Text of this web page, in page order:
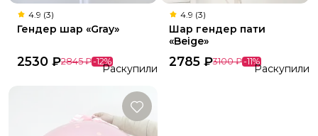
4.9 (3)
Гендер шар «Gray»
2530 ₽2845 ₽-12%
Раскупили
4.9 (3)
Шар гендер пати
«Beige»
2785 ₽3100 ₽-11%
Раскупили